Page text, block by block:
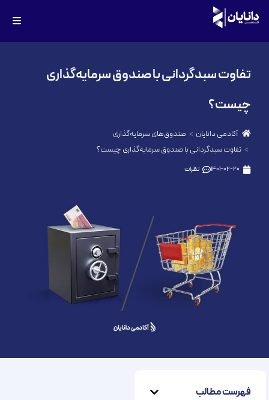
تفاوت سبدگردانی با صندوق سرمایه‌گذاری
چیست؟
آکادمی دانایان
صندوق‌های سرمایه‌گذاری
تفاوت سبدگردانی با صندوق سرمایه‌گذاری چیست؟
1401-02-20 نظرات
فهرست مطالب